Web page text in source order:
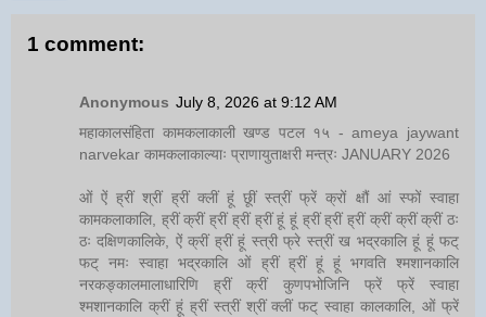
1 comment:
Anonymous July 8, 2026 at 9:12 AM
महाकालसंहिता कामकलाकाली खण्ड पटल १५ - ameya jaywant
narvekar कामकलाकाल्याः प्राणायुताक्षरी मन्त्रः JANUARY 2026
ओं ऐं ह्रीं श्रीं ह्रीं क्लीं हूं छूीं स्त्रीं फ्रें क्रों क्षौं आं स्फों स्वाहा
कामकलाकालि, ह्रीं क्रीं ह्रीं ह्रीं ह्रीं हूं हूं ह्रीं ह्रीं ह्रीं क्रीं क्रीं क्रीं ठः
ठः दक्षिणकालिके, ऐं क्रीं ह्रीं हूं स्त्री फ्रे स्त्रीं ख भद्रकालि हूं हूं फट्
फट् नमः स्वाहा भद्रकालि ओं ह्रीं ह्रीं हूं हूं भगवति श्मशानकालि
नरकङ्कालमालाधारिणि ह्रीं क्रीं कुणपभोजिनि फ्रें फ्रें स्वाहा
श्मशानकालि क्रीं हूं ह्रीं स्त्रीं श्रीं क्लीं फट् स्वाहा कालकालि, ओं फ्रें